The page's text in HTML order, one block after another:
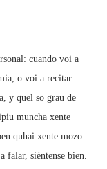
cuando voi a
o voi a recitar
y quel so grau de
muncha xente
quhai xente mozo
falar, siéntense bien.